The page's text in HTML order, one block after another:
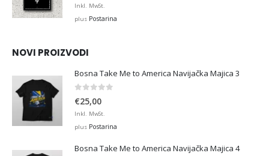
Inkl. MwSt.
plus Postarina
NOVI PROIZVODI
Bosna Take Me to America Navijačka Majica 3
€25,00
Inkl. MwSt.
plus Postarina
Bosna Take Me to America Navijačka Majica 4